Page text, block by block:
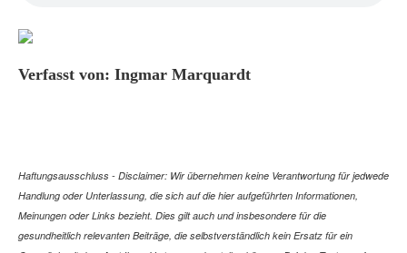
Verfasst von: Ingmar Marquardt
Haftungsausschluss - Disclaimer: Wir übernehmen keine Verantwortung für jedwede
Handlung oder Unterlassung, die sich auf die hier aufgeführten Informationen,
Meinungen oder Links bezieht. Dies gilt auch und insbesondere für die
gesundheitlich relevanten Beiträge, die selbstverständlich kein Ersatz für ein